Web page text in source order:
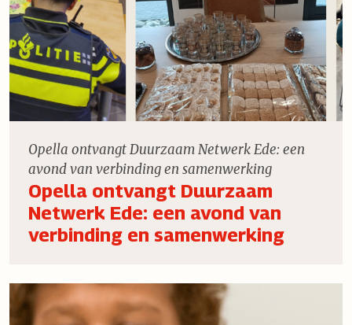
Opella ontvangt Duurzaam Netwerk Ede: een
avond van verbinding en samenwerking
Opella ontvangt Duurzaam
Netwerk Ede: een avond van
verbinding en samenwerking